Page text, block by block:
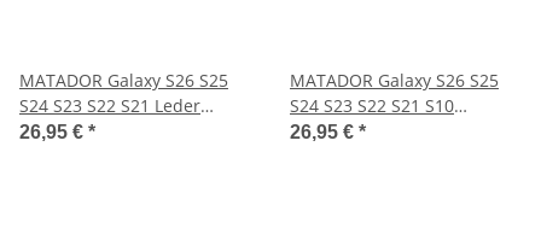
MATADOR Galaxy S26 S25
S24 S23 S22 S21 Leder
Handytasche Schwarz
26,95 € *
MATADOR Galaxy S26 S25
S24 S23 S22 S21 S10
Lederhülle Quer Braun
26,95 € *